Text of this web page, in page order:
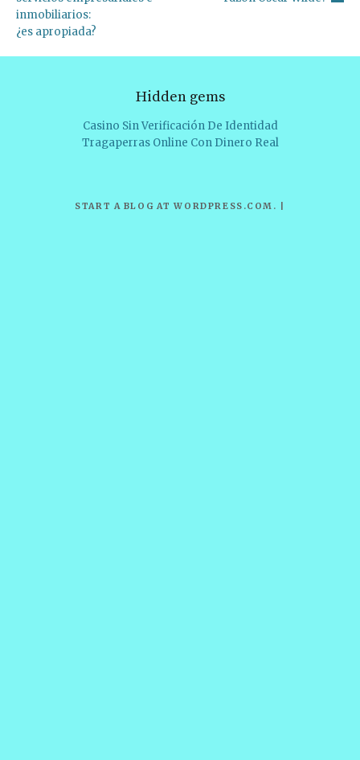
inmobiliarios:
¿es apropiada?
Hidden gems
Casino Sin Verificación De Identidad
Tragaperras Online Con Dinero Real
START A BLOG AT WORDPRESS.COM .